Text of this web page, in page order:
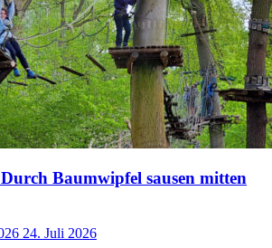
Baumwipfel sausen mitten
24. Juli 2026